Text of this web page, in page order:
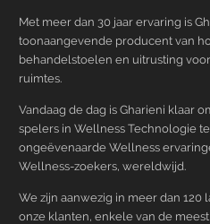
Met meer dan 30 jaar ervaring is
toonaangevende producent van
behandelstoelen en uitrusting
ruimtes.
Vandaag de dag is Gharieni klaar
spelers in Wellness Technologie
ongeëvenaarde Wellness
Wellness-zoekers, wereldwijd.
We zijn aanwezig in meer dan
onze klanten, enkele van de